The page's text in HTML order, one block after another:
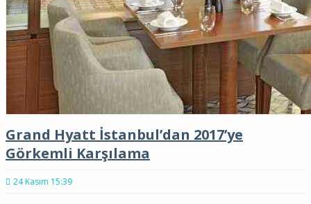
Grand Hyatt İstanbul’dan 2017’ye
Görkemli Karşılama
24 Kasım 15:39